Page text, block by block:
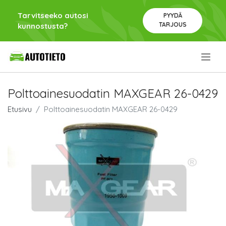
Tarvitseeko autosi
kunnostusta?
PYYDÄ
TARJOUS
Polttoainesuodatin MAXGEAR 26-0429
Etusivu Polttoainesuodatin MAXGEAR 26-0429